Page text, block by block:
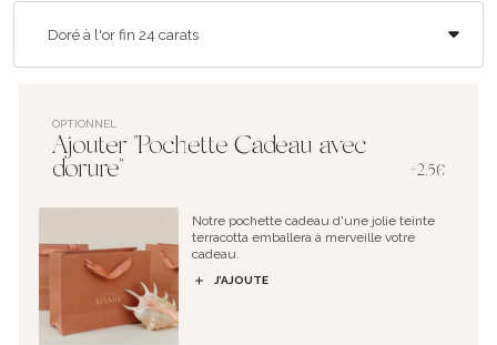
OPTIONNEL
Ajouter "Pochette Cadeau avec
dorure"
+2.5€
Notre pochette cadeau d'une jolie teinte
terracotta emballera à merveille votre
cadeau.
J’AJOUTE